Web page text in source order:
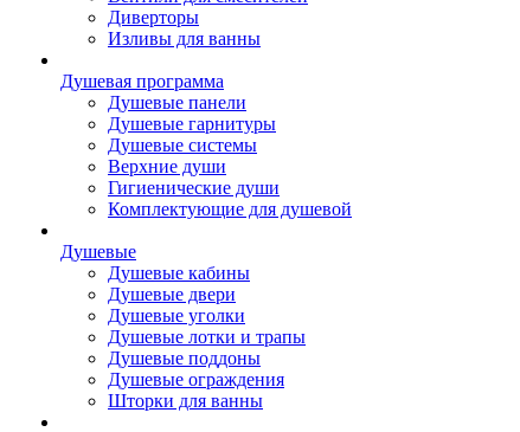
Диверторы
Изливы для ванны
Душевая программа
Душевые панели
Душевые гарнитуры
Душевые системы
Верхние души
Гигиенические души
Комплектующие для душевой
Душевые
Душевые кабины
Душевые двери
Душевые уголки
Душевые лотки и трапы
Душевые поддоны
Душевые ограждения
Шторки для ванны